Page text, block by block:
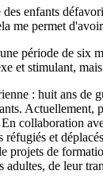
enfants
me permet
période de six
et stimulant,
: huit ans
collaboration
et
de
de leur